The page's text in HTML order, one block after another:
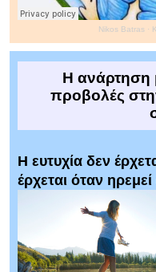
Nikos Batras ·
Η ανάρτηση
προβολές
Η ευτυχία δεν
έρχεται όταν